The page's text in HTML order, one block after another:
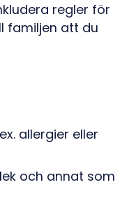
regler för
familjen att du
allergier eller
och annat som